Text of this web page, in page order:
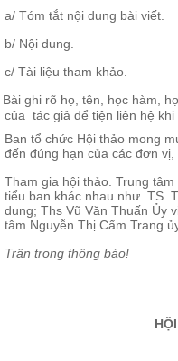
a/ Tóm tắt nội dung bài viết.
b/ Nội dung.
c/ Tài liệu tham khảo.
Bài ghi rõ họ, tên, học hàm,
của tác giả để tiện liên hệ khi
Ban tổ chức Hội thảo mong
đến đúng hạn của các đơn vị,
Tham gia hội thảo. Trung
tiểu ban khác nhau như. TS.
dung; Ths Vũ Văn Thuấn Ủy
tâm Nguyễn Thị Cẩm Trang
Trân trọng thông báo!
T/M BAN
HỘI KHOA HỌC